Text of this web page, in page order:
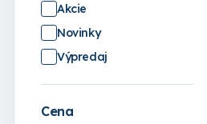
Akcie
Novinky
Výpredaj
Cena